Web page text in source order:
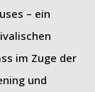
– ein
im Zuge der
und